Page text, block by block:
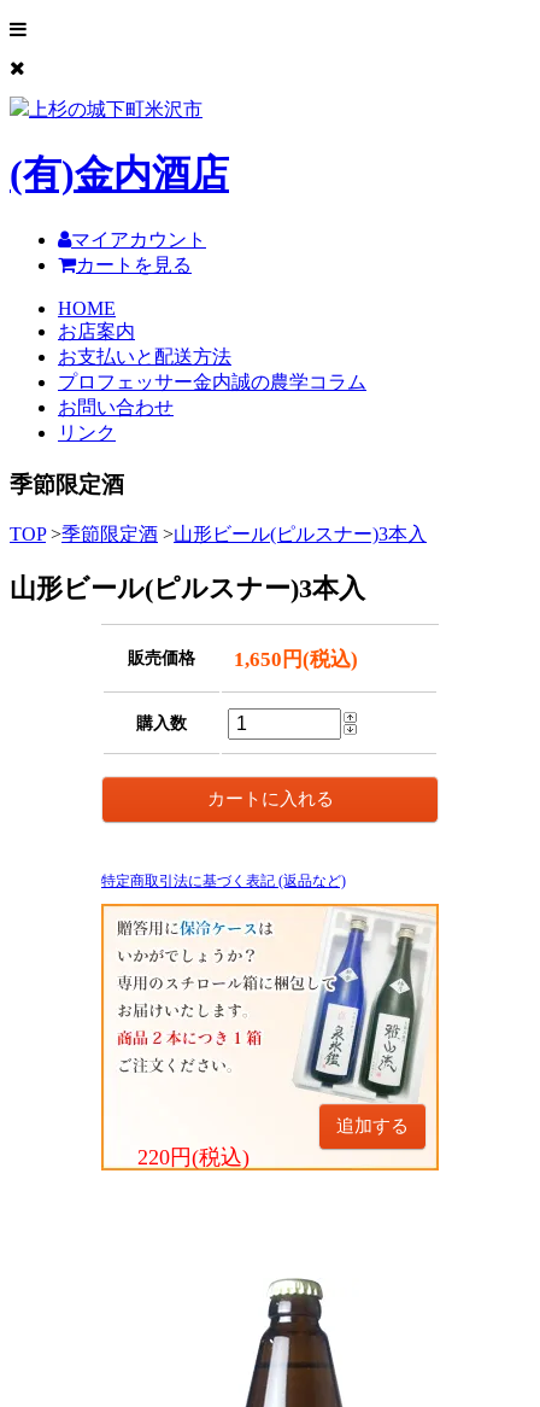
上杉の城下町米沢市
(有)金内酒店
マイアカウント
カートを見る
HOME
お店案内
お支払いと配送方法
プロフェッサー金内誠の農学コラム
お問い合わせ
リンク
季節限定酒
TOP >季節限定酒 >山形ビール(ピルスナー)3本入
山形ビール(ピルスナー)3本入
販売価格 1,650円(税込)
購入数
特定商取引法に基づく表記 (返品など)
追加する
220円(税込)